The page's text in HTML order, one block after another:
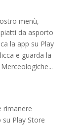
menù,
da asporto
la app su Play
e guarda la
rimanere
Play Store